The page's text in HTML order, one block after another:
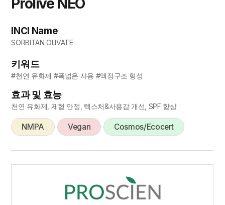
Prolive NEO
INCI Name
SORBITAN OLIVATE
키워드
#천연 유화제 #폭넓은 사용 #액정구조 형성
효과 및 효능
천연 유화제, 제형 안정, 텍스처&사용감 개선, SPF 향상
NMPA Vegan Cosmos/Ecocert